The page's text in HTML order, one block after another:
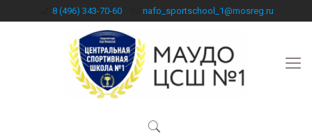
8 (496) 343-70-60 nafo_sportschool_1@mosreg.ru